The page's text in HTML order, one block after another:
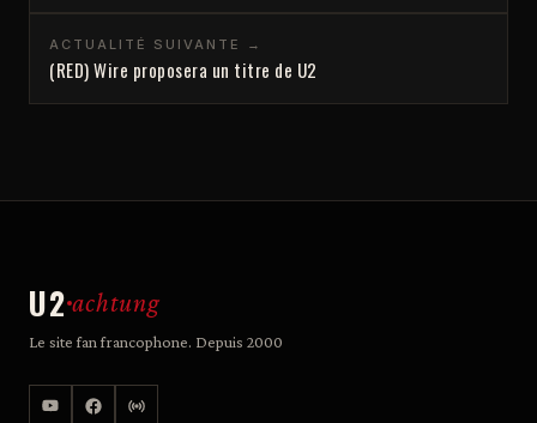
ACTUALITÉ SUIVANTE →
(RED) Wire proposera un titre de U2
U2 achtung
Le site fan francophone. Depuis 2000